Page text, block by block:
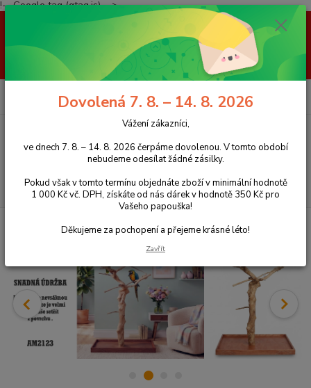
!-- Google tag (gtag.js) -->
Vážení zákazníci, ve dnech 7. 8. – 14. 8. 2026 čerpáme dovolenou. V
tomto období nebudeme odesílat žádné zásilky. Pokud však v tomto
termínu objednáte zboží v minimální hodnotě 1 000 Kč vč. DPH, získáte
od nás dárek v hodnotě 350 Kč pro Vašeho papouška! Děkujeme za
pochopení a přejeme krásné léto!
Menu
CZK
Hledat
(Po-Pá, 8-16 hod.)Dovolená 7. 8. – 14. 8. 2026
Vážení zákazníci,
ve dnech 7. 8. – 14. 8. 2026 čerpáme dovolenou. V tomto období
nebudeme odesílat žádné zásilky.
Pokud však v tomto termínu objednáte zboží v minimální hodnotě
1 000 Kč vč. DPH, získáte od nás dárek v hodnotě 350 Kč pro
Vašeho papouška!
Děkujeme za pochopení a přejeme krásné léto!
Zavřít